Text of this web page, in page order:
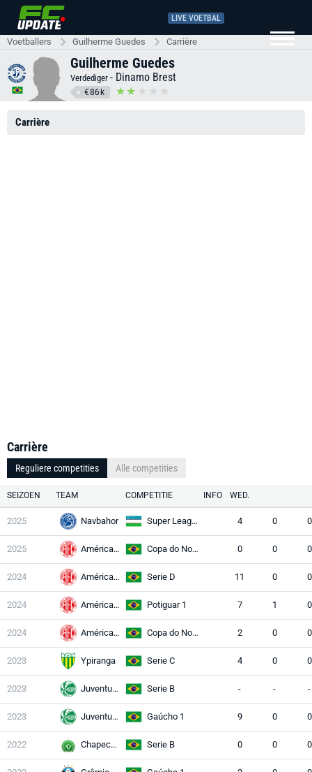
LIVE VOETBAL
Voetballers Guilherme Guedes Carrière
Guilherme Guedes
Verdediger - Dinamo Brest
€86k
Carrière
Carrière
Reguliere competities Alle competities
SEIZOEN TEAM COMPETITIE INFO WED.
2025 Navbahor Super League 4 0 0
2025 América RN Copa do Nordeste 0 0 0
2024 América RN Serie D 11 0 0
2024 América RN Potiguar 1 7 1 0
2024 América RN Copa do Nordeste 2 0 0
2023 Ypiranga Serie C 4 0 0
2023 Juventude Serie B - - -
2023 Juventude Gaúcho 1 9 0 0
2022 Chapecoense Serie B 0 0 0